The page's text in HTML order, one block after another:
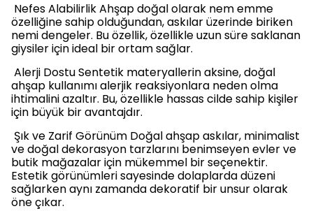
Nefes Alabilirlik Ahşap doğal olarak nem emme
özelliğine sahip olduğundan, askılar üzerinde biriken
nemi dengeler. Bu özellik, özellikle uzun süre saklanan
giysiler için ideal bir ortam sağlar.
Alerji Dostu Sentetik materyallerin aksine, doğal
ahşap kullanımı alerjik reaksiyonlara neden olma
ihtimalini azaltır. Bu, özellikle hassas cilde sahip kişiler
için büyük bir avantajdır.
Şık ve Zarif Görünüm Doğal ahşap askılar, minimalist
ve doğal dekorasyon tarzlarını benimseyen evler ve
butik mağazalar için mükemmel bir seçenektir.
Estetik görünümleri sayesinde dolaplarda düzeni
sağlarken aynı zamanda dekoratif bir unsur olarak
öne çıkar.